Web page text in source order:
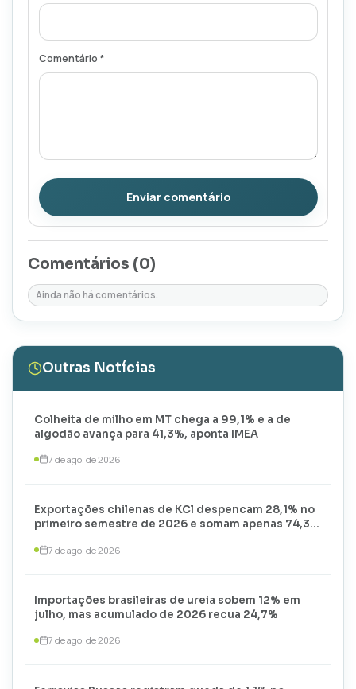
Comentário *
Enviar comentário
Comentários (0)
Ainda não há comentários.
Outras Notícias
Colheita de milho em MT chega a 99,1% e a de
algodão avança para 41,3%, aponta IMEA
7 de ago. de 2026
Exportações chilenas de KCl despencam 28,1% no
primeiro semestre de 2026 e somam apenas 74,3
7 de ago. de 2026
Importações brasileiras de ureia sobem 12% em
julho, mas acumulado de 2026 recua 24,7%
7 de ago. de 2026